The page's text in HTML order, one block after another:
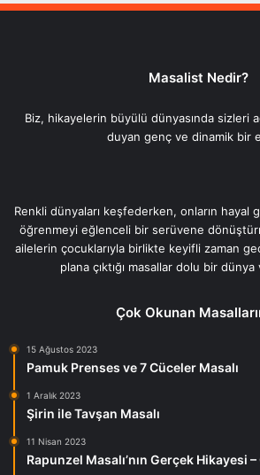
Masalist Nedir?
Biz, hikayelerin büyülü dünyasında sizleri
duyan genç ve dinamik bir
Renkli dünyaları keşfederken, onların hayal
öğrenmeyi eğlenceli bir serüvene
ailelerin çocuklarıyla birlikte keyifli zaman
plana çıktığı masallar dolu bir
Çok Okunan
15 Ağustos 2023
Pamuk Prenses ve 7 Cüceler Masalı
1 Aralık 2023
Şirin ile Tavşan Masalı
11 Nisan 2023
Rapunzel Masalı’nın Gerçek Hikayesi